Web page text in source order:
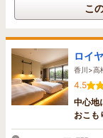
こ
ロイ
香川>高
4.5
中心地
おこも